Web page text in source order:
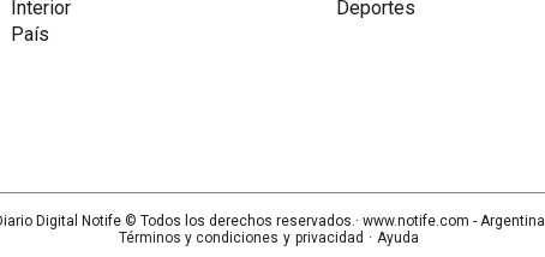
Interior
País
Deportes
Digital Notife© Todos los derechos reservados.· www.notife.com - Argentina
Términos y condiciones y privacidad · Ayuda